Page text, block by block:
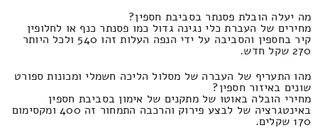
מה יעלה הובלת פסנתר בסביבת חספין?
מחירים של העברת כלי נגינה גדול כמו פסנתר כנף או לחלופין
קיר בחספין והסביבה על ידי הנפה העלות זהו 540 ולכל היותר
270 שקל חדש.
מהו התעריף של העברה של מסלול הליכה חשמלי ומכונות ספורט
שונים באיזור חספין?
מחירי הובלה באוטו של מתקנים של אימון בסביבת חספין
באינטגרציה של לבצע פירוק והרכבה התמחור זה 400 ומקסימום
170 שקלים.